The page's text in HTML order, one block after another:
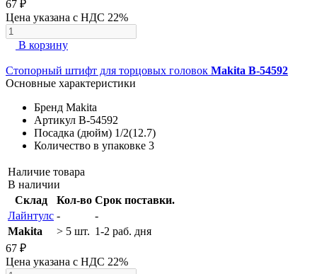
67 ₽
Цена указана с НДС 22%
В корзину
Стопорный штифт для торцовых головок Makita B-54592
Основные характеристики
Бренд Makita
Артикул B-54592
Посадка (дюйм) 1/2(12.7)
Количество в упаковке 3
Наличие товара
В наличии
Склад
Кол-во Срок поставки.
Лайнтулс -
-
Makita
> 5 шт. 1-2 раб. дня
67 ₽
Цена указана с НДС 22%